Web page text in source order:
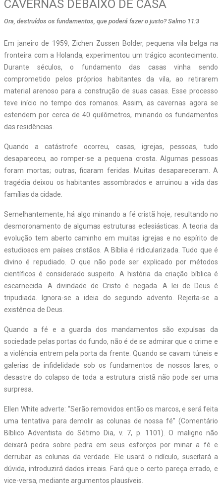
CAVERNAS DEBAIXO DE CASA
Ora, destruídos os fundamentos, que poderá fazer o justo? Salmo 11:3
Em janeiro de 1959, Zichen Zussen Bolder, pequena vila belga na
fronteira com a Holanda, experimentou um trágico acontecimento.
Durante séculos, o fundamento das casas vinha sendo
comprometido pelos próprios habitantes da vila, ao retirarem
material arenoso para a construção de suas casas. Esse processo
teve início no tempo dos romanos. Assim, as cavernas agora se
estendem por cerca de 40 quilômetros, minando os fundamentos
das residências.
Quando a catástrofe ocorreu, casas, igrejas, pessoas, tudo
desapareceu, ao romper-se a pequena crosta. Algumas pessoas
foram mortas; outras, ficaram feridas. Muitas desapareceram. A
tragédia deixou os habitantes assombrados e arruinou a vida das
famílias da cidade.
Semelhantemente, há algo minando a fé cristã hoje, resultando no
desmoronamento de algumas estruturas eclesiásticas. A teoria da
evolução tem aberto caminho em muitas igrejas e no espírito de
estudiosos em países cristãos. A Bíblia é ridicularizada. Tudo que é
divino é repudiado. O que não pode ser explicado por métodos
científicos é considerado suspeito. A história da criação bíblica é
escarnecida. A divindade de Cristo é negada. A lei de Deus é
tripudiada. Ignora-se a ideia do segundo advento. Rejeita-se a
existência de Deus.
Quando a fé e a guarda dos mandamentos são expulsas da
sociedade pelas portas do fundo, não é de se admirar que o crime e
a violência entrem pela porta da frente. Quando se cavam túneis e
galerias de infidelidade sob os fundamentos de nossos lares, o
desastre do colapso de toda a estrutura cristã não pode ser uma
surpresa.
Ellen White adverte: “Serão removidos então os marcos, e será feita
uma tentativa para demolir as colunas de nossa fé” (Comentário
Bíblico Adventista do Sétimo Dia, v. 7, p. 1101). O maligno não
deixará pedra sobre pedra em seus esforços por minar a fé e
derrubar as colunas da verdade. Ele usará o ridículo, suscitará a
dúvida, introduzirá dados irreais. Fará que o certo pareça errado, e
vice-versa, mediante argumentos plausíveis.